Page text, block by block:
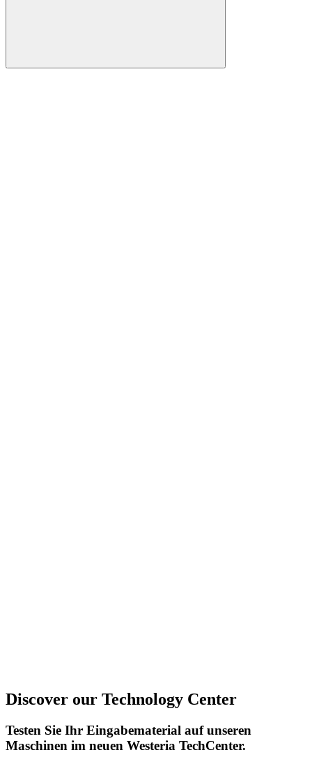
Discover our Technology Center
Testen Sie Ihr Eingabematerial auf unseren
Maschinen im neuen Westeria TechCenter.